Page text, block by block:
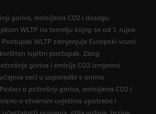
goriva, emisijama CO2 i dosegu
WLTP na temelju kojeg se od 1. rujna
WLTP zamjenjuje Europski vozni
ispitni postupak. Zbog
goriva i emisije CO2 izmjereni
veći u usporedbi s onima
o potrošnji goriva, emisijama CO2 i
o stvarnim uvjetima upotrebe i